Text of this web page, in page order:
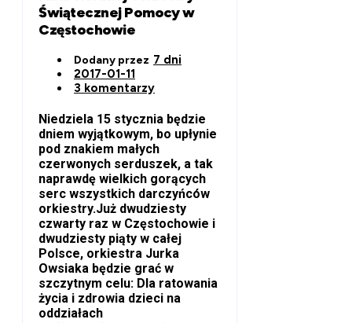
Świątecznej Pomocy w
Częstochowie
Dodany przez 7 dni
2017-01-11
3 komentarzy
Niedziela 15 stycznia będzie
dniem wyjątkowym, bo upłynie
pod znakiem małych
czerwonych serduszek, a tak
naprawdę wielkich gorących
serc wszystkich darczyńców
orkiestry.Już dwudziesty
czwarty raz w Częstochowie i
dwudziesty piąty w całej
Polsce, orkiestra Jurka
Owsiaka będzie grać w
szczytnym celu: Dla ratowania
życia i zdrowia dzieci na
oddziałach